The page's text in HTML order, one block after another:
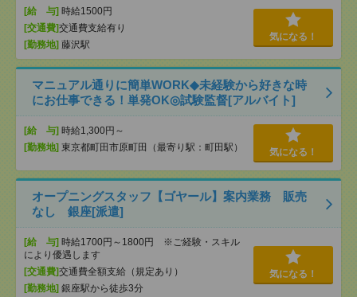
[給 与] 時給1500円
[交通費]交通費支給有り
[勤務地] 藤沢駅
気になる！
マニュアル通りに簡単WORK◆未経験から好きな時
にお仕事できる！単発OK◎試験監督[アルバイト]
[給 与] 時給1,300円～
[勤務地] 東京都町田市原町田（最寄り駅：町田駅） 気になる！
オープニングスタッフ【ゴヤール】案内業務 販売
なし 銀座[派遣]
[給 与] 時給1700円～1800円 ※ご経験・スキル
により優遇します
[交通費]交通費全額支給（規定あり）
[勤務地] 銀座駅から徒歩3分
気になる！